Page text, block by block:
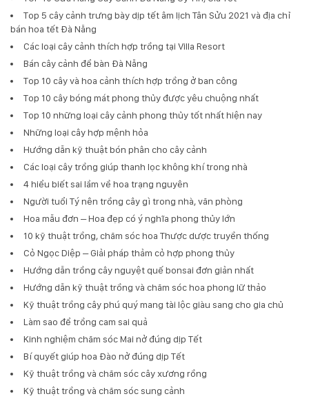
Top 5 cây cảnh trưng bày dịp tết âm lịch Tân Sửu 2021 và địa chỉ
bán hoa tết Đà Nẵng
Các loại cây cảnh thích hợp trồng tại Villa Resort
Bán cây cảnh để bàn Đà Nẵng
Top 10 cây và hoa cảnh thích hợp trồng ở ban công
Top 10 cây bóng mát phong thủy được yêu chuộng nhất
Top 10 những loại cây cảnh phong thủy tốt nhất hiện nay
Những loại cây hợp mệnh hỏa
Hướng dẫn kỹ thuật bón phân cho cây cảnh
Các loại cây trồng giúp thanh lọc không khí trong nhà
4 hiểu biết sai lầm về hoa trạng nguyên
Người tuổi Tý nên trồng cây gì trong nhà, văn phòng
Hoa mẫu đơn – Hoa đẹp có ý nghĩa phong thủy lớn
10 kỹ thuật trồng, chăm sóc hoa Thược dược truyền thống
Cỏ Ngọc Diệp – Giải pháp thảm cỏ hợp phong thủy
Hướng dẫn trồng cây nguyệt quế bonsai đơn giản nhất
Hướng dẫn kỹ thuật trồng và chăm sóc hoa phong lữ thảo
Kỹ thuật trồng cây phú quý mang tài lộc giàu sang cho gia chủ
Làm sao để trồng cam sai quả
Kinh nghiệm chăm sóc Mai nở đúng dịp Tết
Bí quyết giúp hoa Đào nở đúng dịp Tết
Kỹ thuật trồng và chăm sóc cây xương rồng
Kỹ thuật trồng và chăm sóc sung cảnh